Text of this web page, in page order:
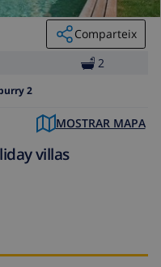
Comparteix
2
2
MOSTRAR MAPA
villas